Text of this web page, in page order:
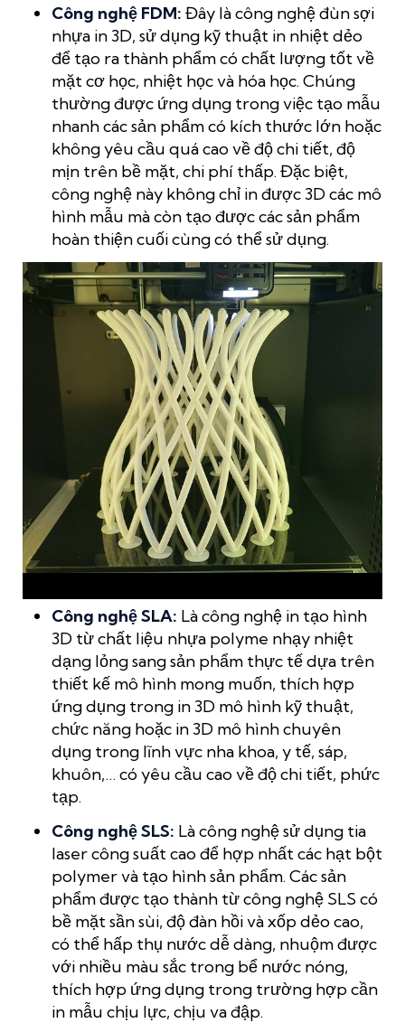
Công nghệ FDM: Đây là công nghệ đùn sợi
nhựa in 3D, sử dụng kỹ thuật in nhiệt dẻo
để tạo ra thành phẩm có chất lượng tốt về
mặt cơ học, nhiệt học và hóa học. Chúng
thường được ứng dụng trong việc tạo mẫu
nhanh các sản phẩm có kích thước lớn hoặc
không yêu cầu quá cao về độ chi tiết, độ
mịn trên bề mặt, chi phí thấp. Đặc biệt,
công nghệ này không chỉ in được 3D các mô
hình mẫu mà còn tạo được các sản phẩm
hoàn thiện cuối cùng có thể sử dụng.
Công nghệ SLA: Là công nghệ in tạo hình
3D từ chất liệu nhựa polyme nhạy nhiệt
dạng lỏng sang sản phẩm thực tế dựa trên
thiết kế mô hình mong muốn, thích hợp
ứng dụng trong in 3D mô hình kỹ thuật,
chức năng hoặc in 3D mô hình chuyên
dụng trong lĩnh vực nha khoa, y tế, sáp,
khuôn,… có yêu cầu cao về độ chi tiết, phức
tạp.
Công nghệ SLS: Là công nghệ sử dụng tia
laser công suất cao để hợp nhất các hạt bột
polymer và tạo hình sản phẩm. Các sản
phẩm được tạo thành từ công nghệ SLS có
bề mặt sần sùi, độ đàn hồi và xốp dẻo cao,
có thể hấp thụ nước dễ dàng, nhuộm được
với nhiều màu sắc trong bể nước nóng,
thích hợp ứng dụng trong trường hợp cần
in mẫu chịu lực, chịu va đập.